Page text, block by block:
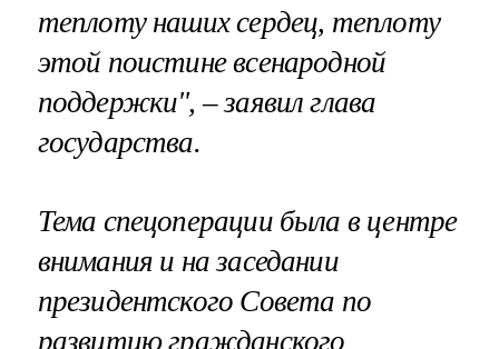
теплоту наших сердец, теплоту
этой поистине всенародной
поддержки", – заявил глава
государства.
Тема спецоперации была в центре
внимания и на заседании
президентского Совета по
развитию гражданского